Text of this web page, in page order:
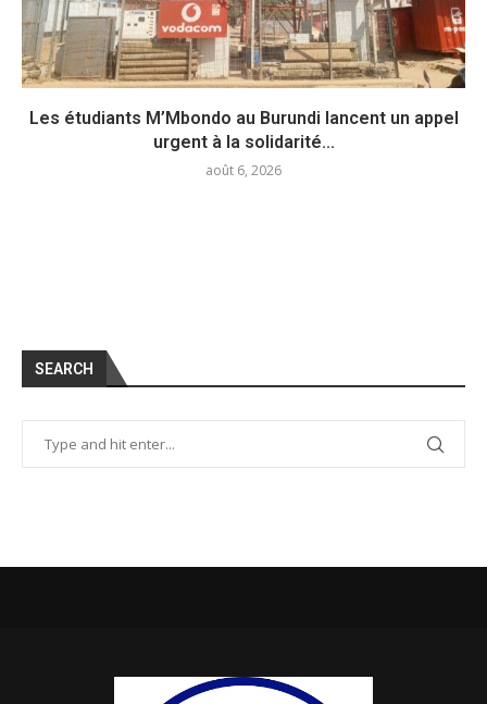
Les étudiants M’Mbondo au Burundi lancent un appel
urgent à la solidarité...
août 6, 2026
SEARCH